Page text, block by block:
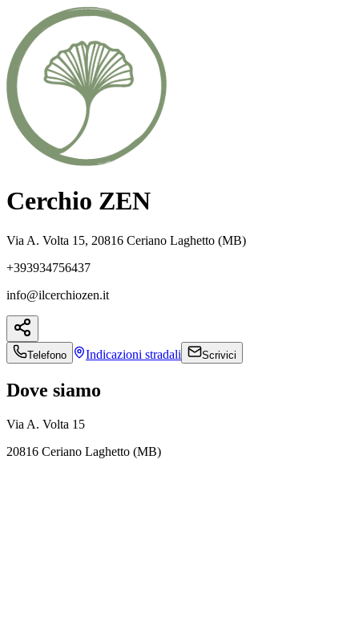
Cerchio ZEN
Via A. Volta 15, 20816 Ceriano Laghetto (MB)
+393934756437
info@ilcerchiozen.it
Telefono Indicazioni stradali Scrivici
Dove siamo
Via A. Volta 15
20816 Ceriano Laghetto (MB)